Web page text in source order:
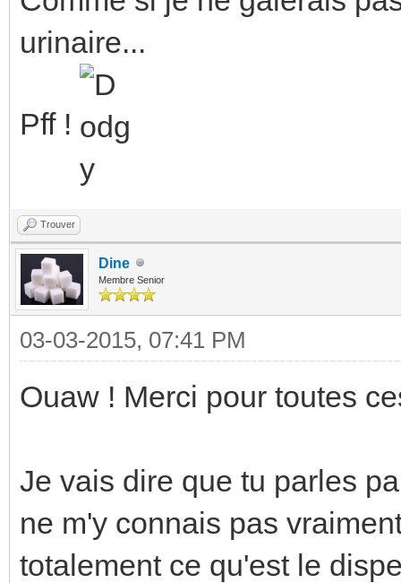
urinaire...
Pff !
Trouver
Dine
Membre Senior
03-03-2015, 07:41 PM
Ouaw ! Merci pour toutes
Je vais dire que tu parles
ne m'y connais pas
totalement ce qu'est le